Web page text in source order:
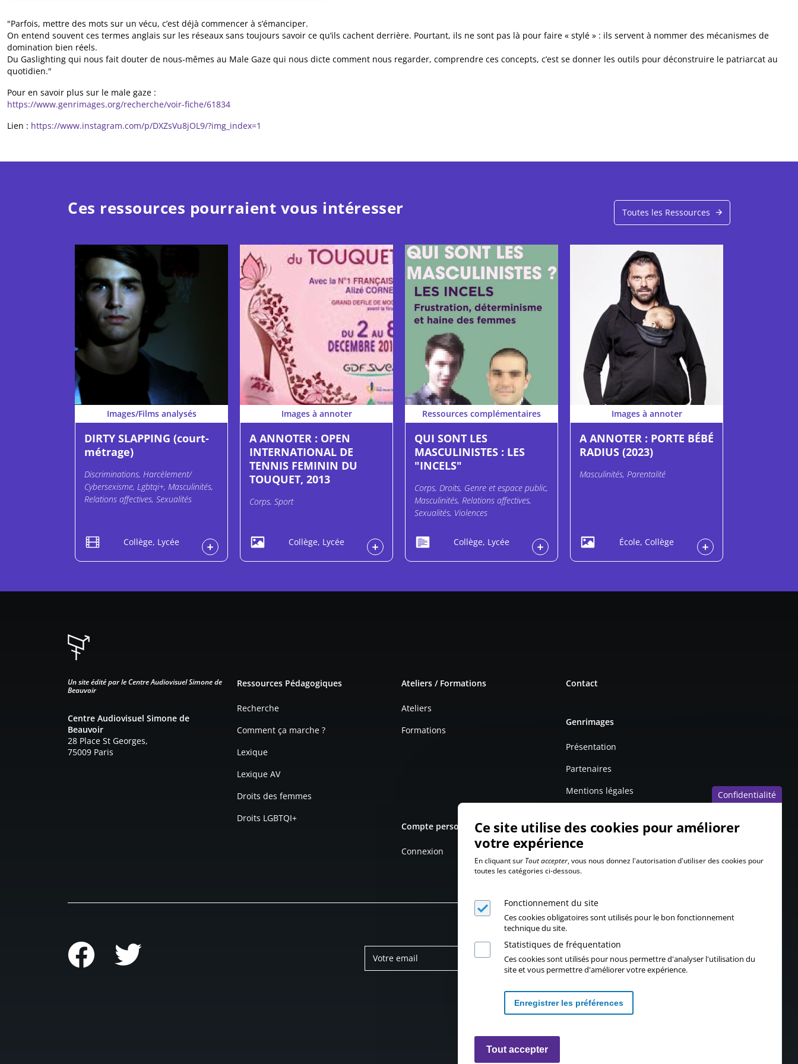
"Parfois, mettre des mots sur un vécu, c’est déjà commencer à s’émanciper.
On entend souvent ces termes anglais sur les réseaux sans toujours savoir ce qu’ils cachent derrière. Pourtant, ils ne sont pas là pour faire « stylé » : ils servent à nommer des mécanismes de
domination bien réels.
Du Gaslighting qui nous fait douter de nous-mêmes au Male Gaze qui nous dicte comment nous regarder, comprendre ces concepts, c’est se donner les outils pour déconstruire le patriarcat au
quotidien."
Pour en savoir plus sur le male gaze :
https://www.genrimages.org/recherche/voir-fiche/61834
Lien : https://www.instagram.com/p/DXZsVu8jOL9/?img_index=1
Ces ressources pourraient vous intéresser Toutes les Ressources
Images/Films analysés
DIRTY SLAPPING (court-
métrage)
Discriminations, Harcèlement/
Cybersexisme, Lgbtqi+, Masculinités,
Relations affectives, Sexualités
Collège, Lycée
Images à annoter
A ANNOTER : OPEN
INTERNATIONAL DE
TENNIS FEMININ DU
TOUQUET, 2013
Corps, Sport
Collège, Lycée
Ressources complémentaires
QUI SONT LES
MASCULINISTES : LES
"INCELS"
Corps, Droits, Genre et espace public,
Masculinités, Relations affectives,
Sexualités, Violences
Collège, Lycée
Images à annoter
A ANNOTER : PORTE BÉBÉ
RADIUS (2023)
Masculinités, Parentalité
École, Collège
Un site édité par le Centre Audiovisuel Simone de
Beauvoir
Centre Audiovisuel Simone de
Beauvoir
28 Place St Georges,
75009 Paris
Ressources Pédagogiques
Recherche
Comment ça marche ?
Lexique
Lexique AV
Droits des femmes
Droits LGBTQI+
Ateliers / Formations
Ateliers
Formations
Contact
Genrimages
Présentation
Partenaires
Mentions légales
Compte personnel
Connexion
Confidentialité
Ce site utilise des cookies pour améliorer
votre expérience
En cliquant sur Tout accepter, vous nous donnez l'autorisation d'utiliser des cookies pour
toutes les catégories ci-dessous.
Fonctionnement du site
Ces cookies obligatoires sont utilisés pour le bon fonctionnement
technique du site.
Statistiques de fréquentation
Ces cookies sont utilisés pour nous permettre d'analyser l'utilisation du
site et vous permettre d'améliorer votre expérience.
Enregistrer les préférences
Tout accepter